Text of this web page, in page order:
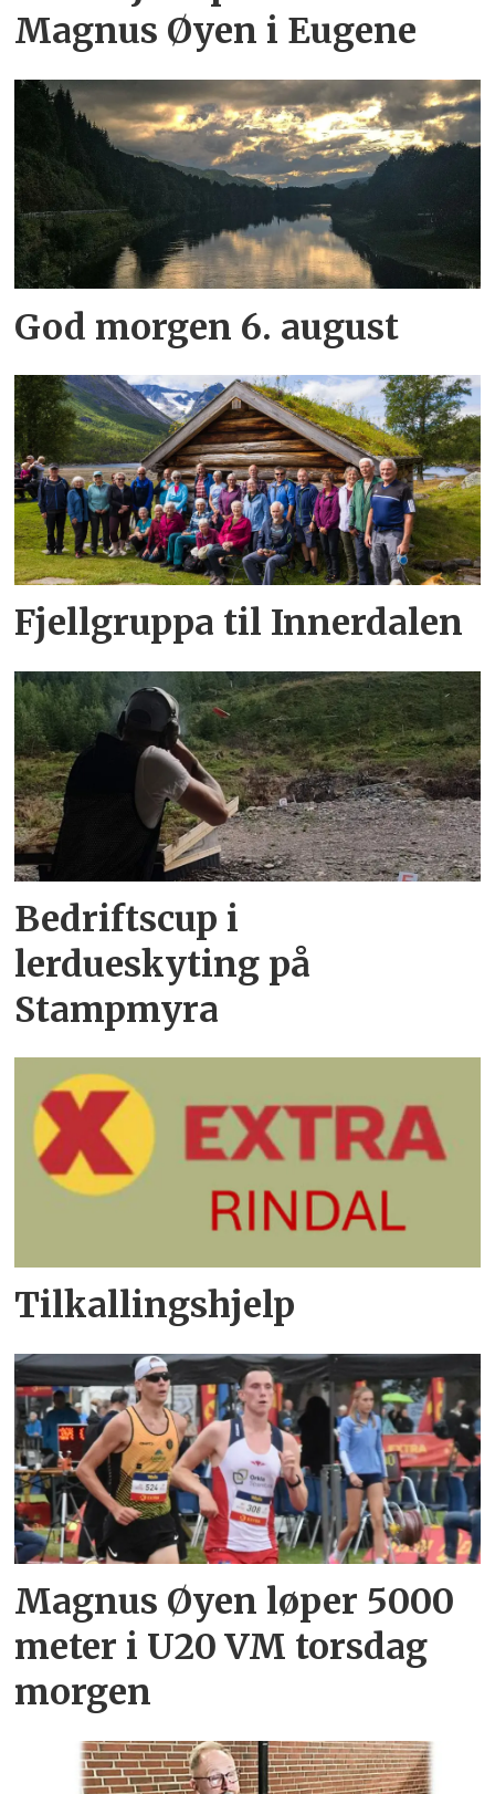
Magnus Øyen i Eugene
God morgen 6. august
Fjellgruppa til Innerdalen
Bedriftscup i
lerdueskyting på
Stampmyra
Tilkallingshjelp
Magnus Øyen løper 5000
meter i U20 VM torsdag
morgen